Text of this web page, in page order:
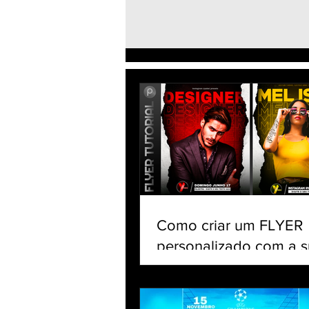
Como criar um FLYER
personalizado com a
no celular | Tutorial
app gratuito